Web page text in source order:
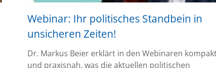
Webinar: Ihr politisches Standbein in
unsicheren Zeiten!
Dr. Markus Beier erklärt in den Webinaren
und praxisnah, was die aktuellen politischen